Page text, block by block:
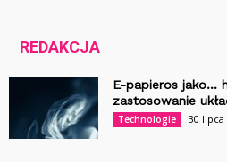
REDAKCJA
E-papieros jako…
zastosowanie
Technologie 30 lipca